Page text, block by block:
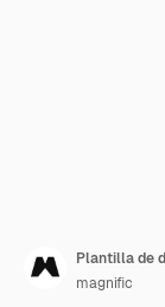
magnific